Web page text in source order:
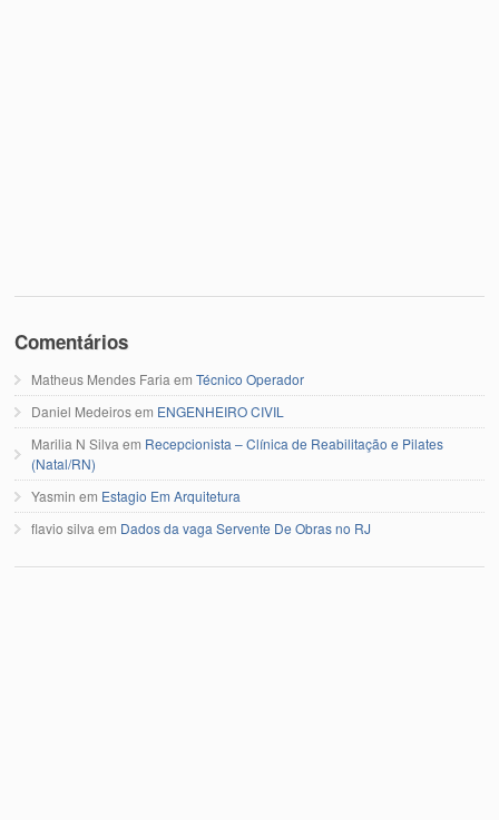
Comentários
Matheus Mendes Faria emTécnico Operador
Daniel Medeirosem ENGENHEIRO CIVIL
Marilia N Silva em Recepcionista – Clínica de Reabilitação e Pilates
(Natal/RN)
Yasmin em Estagio Em Arquitetura
flavio silva em Dados da vaga Servente De Obras no RJ